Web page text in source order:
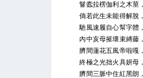
鬙蠹拉楞伽利之木莖，
倘若此生未能得解脫，
馳風速履自心幫字體，
內中亥母摧壞束縛藤，
臍間蓮花五風帝啦嘎，
終極之光拙火具妍母，
臍間三脈中住紅黑朗，